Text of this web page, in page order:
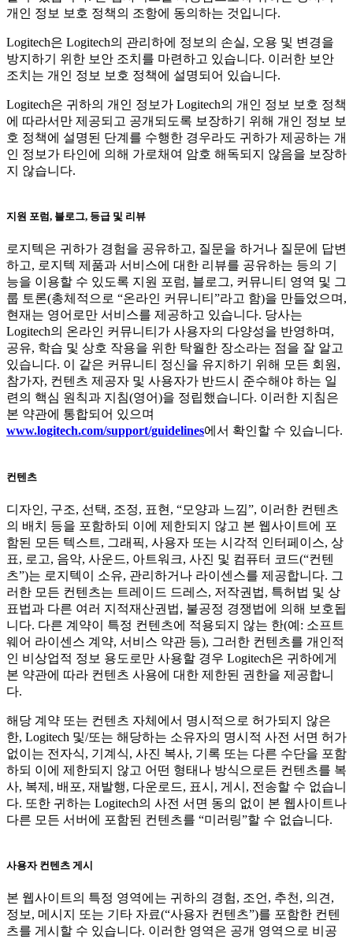
개인 정보 보호 정책의 조항에 동의하는 것입니다.
Logitech은 Logitech의 관리하에 정보의 손실, 오용 및 변경을
방지하기 위한 보안 조치를 마련하고 있습니다. 이러한 보안
조치는 개인 정보 보호 정책에 설명되어 있습니다.
Logitech은 귀하의 개인 정보가 Logitech의 개인 정보 보호 정책
에 따라서만 제공되고 공개되도록 보장하기 위해 개인 정보 보
호 정책에 설명된 단계를 수행한 경우라도 귀하가 제공하는 개
인 정보가 타인에 의해 가로채여 암호 해독되지 않음을 보장하
지 않습니다.
지원 포럼, 블로그, 등급 및 리뷰
로지텍은 귀하가 경험을 공유하고, 질문을 하거나 질문에 답변
하고, 로지텍 제품과 서비스에 대한 리뷰를 공유하는 등의 기
능을 이용할 수 있도록 지원 포럼, 블로그, 커뮤니티 영역 및 그
룹 토론(총체적으로 “온라인 커뮤니티”라고 함)을 만들었으며,
현재는 영어로만 서비스를 제공하고 있습니다. 당사는
Logitech의 온라인 커뮤니티가 사용자의 다양성을 반영하며,
공유, 학습 및 상호 작용을 위한 탁월한 장소라는 점을 잘 알고
있습니다. 이 같은 커뮤니티 정신을 유지하기 위해 모든 회원,
참가자, 컨텐츠 제공자 및 사용자가 반드시 준수해야 하는 일
련의 핵심 원칙과 지침(영어)을 정립했습니다. 이러한 지침은
본 약관에 통합되어 있으며
www.logitech.com/support/guidelines에서 확인할 수 있습니다.
컨텐츠
디자인, 구조, 선택, 조정, 표현, “모양과 느낌”, 이러한 컨텐츠
의 배치 등을 포함하되 이에 제한되지 않고 본 웹사이트에 포
함된 모든 텍스트, 그래픽, 사용자 또는 시각적 인터페이스, 상
표, 로고, 음악, 사운드, 아트워크, 사진 및 컴퓨터 코드(“컨텐
츠”)는 로지텍이 소유, 관리하거나 라이센스를 제공합니다. 그
러한 모든 컨텐츠는 트레이드 드레스, 저작권법, 특허법 및 상
표법과 다른 여러 지적재산권법, 불공정 경쟁법에 의해 보호됩
니다. 다른 계약이 특정 컨텐츠에 적용되지 않는 한(예: 소프트
웨어 라이센스 계약, 서비스 약관 등), 그러한 컨텐츠를 개인적
인 비상업적 정보 용도로만 사용할 경우 Logitech은 귀하에게
본 약관에 따라 컨텐츠 사용에 대한 제한된 권한을 제공합니
다.
해당 계약 또는 컨텐츠 자체에서 명시적으로 허가되지 않은
한, Logitech 및/또는 해당하는 소유자의 명시적 사전 서면 허가
없이는 전자식, 기계식, 사진 복사, 기록 또는 다른 수단을 포함
하되 이에 제한되지 않고 어떤 형태나 방식으로든 컨텐츠를 복
사, 복제, 배포, 재발행, 다운로드, 표시, 게시, 전송할 수 없습니
다. 또한 귀하는 Logitech의 사전 서면 동의 없이 본 웹사이트나
다른 모든 서버에 포함된 컨텐츠를 “미러링”할 수 없습니다.
사용자 컨텐츠 게시
본 웹사이트의 특정 영역에는 귀하의 경험, 조언, 추천, 의견,
정보, 메시지 또는 기타 자료(“사용자 컨텐츠”)를 포함한 컨텐
츠를 게시할 수 있습니다. 이러한 영역은 공개 영역으로 비공